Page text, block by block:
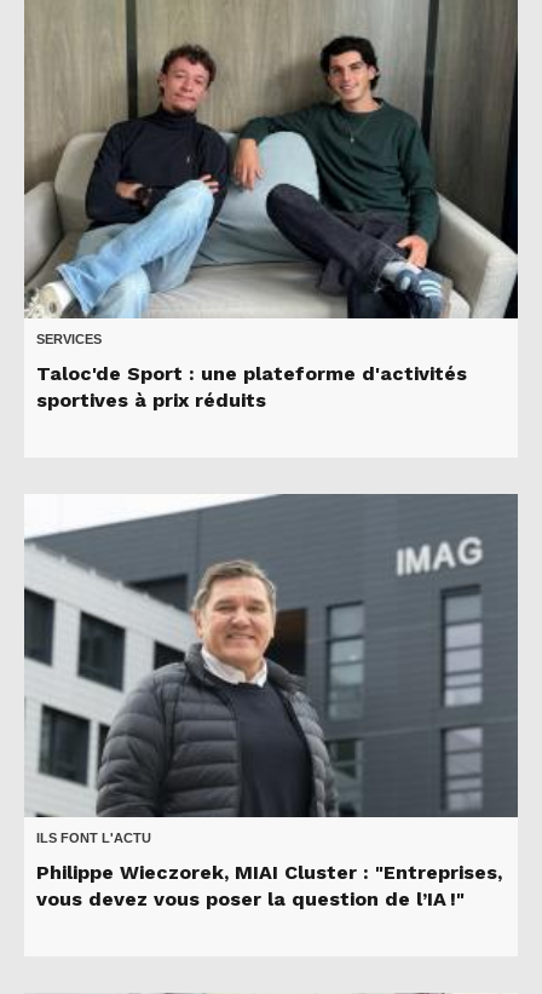
SERVICES
Taloc'de Sport : une plateforme d'activités
sportives à prix réduits
ILS FONT L'ACTU
Philippe Wieczorek, MIAI Cluster : "Entreprises,
vous devez vous poser la question de l’IA !"